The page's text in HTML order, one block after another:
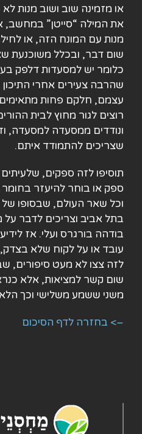
או מזמינה שוב ושוב מנות
את המילה “סייטן”
מנות עם המונח הזה, או
שום דבר, ובכלל משוכנעת
כלומר יש למסעדות דלפק
שהרבה צעירים אחרי
עצמם, חלקם פחות
רוצים לגור מחוץ לבית
ונודדים ממסעדה למסעדה,
שצריכים להתמודד איתם.
תוסיפו לזה ספקים,
ספק או בוחר להיעזר בחומר
וכל שאר העולם, שבסופו
בתל אביב וצריכים לדבר על
בודהה בורגרס ועלי. אז
עובד או על לקוח שלא
לזה צצו לא מעט סיפורים,
שום קשר למציאות, אלא
משני ששמע משלישי וכך
–> בחזרה לדף הסיכום